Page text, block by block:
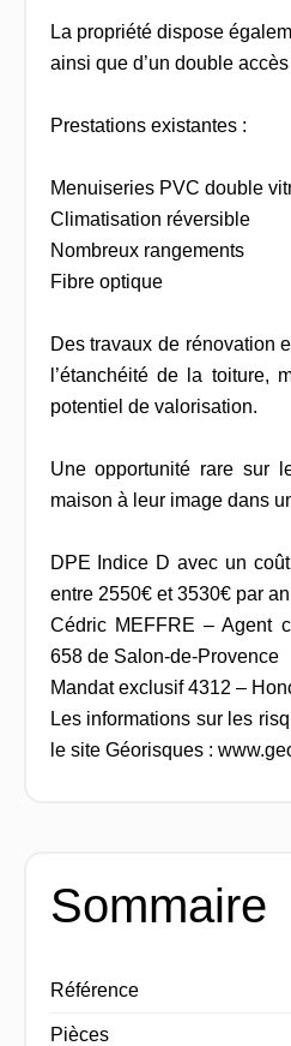
La propriété dispose
ainsi que d’un double
Prestations existantes :
Menuiseries PVC double
Climatisation réversible
Nombreux rangements
Fibre optique
Des travaux de rénovation
l’étanchéité de la toiture,
potentiel de valorisation.
Une opportunité rare sur
maison à leur image dans
DPE Indice D avec un
entre 2550€ et 3530€ par
Cédric MEFFRE – Agent
658 de Salon-de-Provence
Mandat exclusif 4312 –
Les informations sur les
le site Géorisques :
Sommaire
Référence
Pièces